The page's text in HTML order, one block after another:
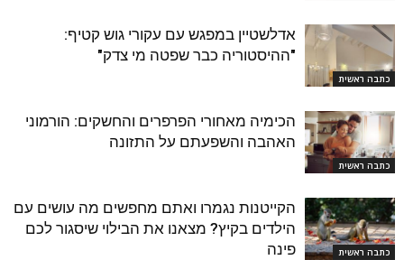
כתבה ראשית
אדלשטיין במפגש עם עקורי גוש קטיף:
"ההיסטוריה כבר שפטה מי צדק"
כתבה ראשית
הכימיה מאחורי הפרפרים והחשקים: הורמוני
האהבה והשפעתם על התזונה
כתבה ראשית
הקייטנות נגמרו ואתם מחפשים מה עושים עם
הילדים בקיץ? מצאנו את הבילוי שיסגור לכם
פינה